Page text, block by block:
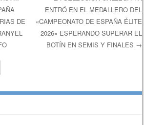
de entradas
DE
ENTRÓ EN EL MEDALLERO DEL
«CAMPEONATO DE ESPAÑA ÉLITE
2026» ESPERANDO SUPERAR EL
BOTÍN EN SEMIS Y FINALES →